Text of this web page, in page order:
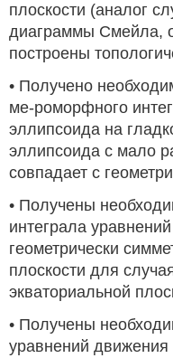
плоскости (аналог
диаграммы Смейла,
построены
• Получено
ме-роморфного
эллипсоида на
эллипсоида с мало
совпадает с
• Получены
интеграла
геометрически
плоскости для
экваториальной
• Получены
уравнений